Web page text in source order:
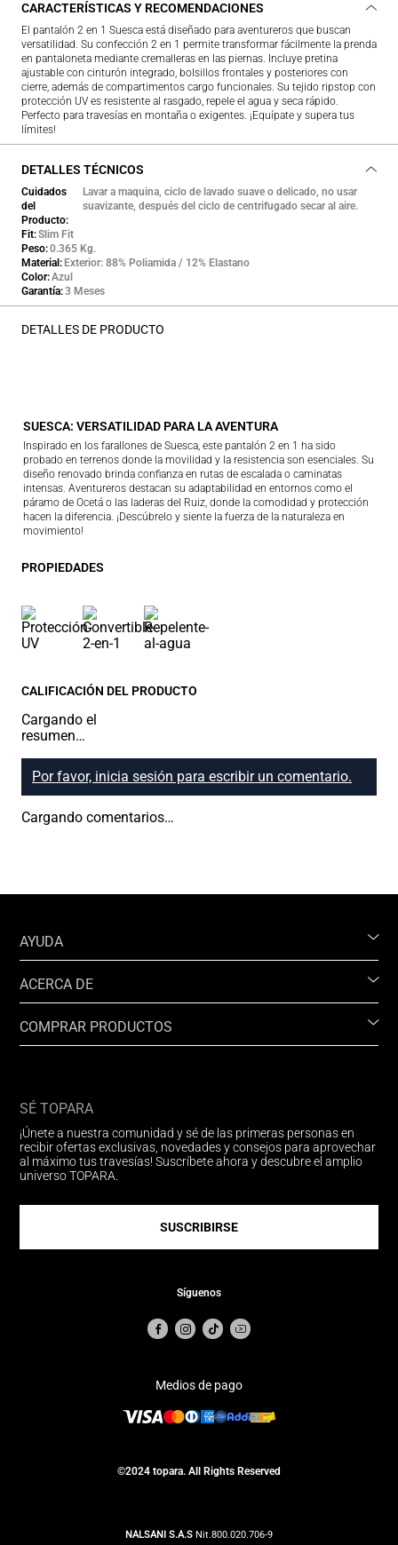
CARACTERÍSTICAS Y RECOMENDACIONES
El pantalón 2 en 1 Suesca está diseñado para aventureros que buscan
versatilidad. Su confección 2 en 1 permite transformar fácilmente la prenda
en pantaloneta mediante cremalleras en las piernas. Incluye pretina
ajustable con cinturón integrado, bolsillos frontales y posteriores con
cierre, además de compartimentos cargo funcionales. Su tejido ripstop con
protección UV es resistente al rasgado, repele el agua y seca rápido.
Perfecto para travesías en montaña o exigentes. ¡Equípate y supera tus
límites!
DETALLES TÉCNICOS
Cuidados
del
Producto
Lavar a maquina, ciclo de lavado suave o delicado, no usar
suavizante, después del ciclo de centrifugado secar al aire.
Fit Slim Fit
Peso 0.365 Kg.
Material
Exterior: 88% Poliamida / 12% Elastano
Color Azul
Garantía 3 Meses
DETALLES DE PRODUCTO
SUESCA: VERSATILIDAD PARA LA AVENTURA
Inspirado en los farallones de Suesca, este pantalón 2 en 1 ha sido
probado en terrenos donde la movilidad y la resistencia son esenciales. Su
diseño renovado brinda confianza en rutas de escalada o caminatas
intensas. Aventureros destacan su adaptabilidad en entornos como el
páramo de Ocetá o las laderas del Ruiz, donde la comodidad y protección
hacen la diferencia. ¡Descúbrelo y siente la fuerza de la naturaleza en
movimiento!
PROPIEDADES
CALIFICACIÓN DEL PRODUCTO
Cargando el
resumen…
Por favor, inicia sesión para escribir un comentario.
Cargando comentarios…
AYUDA
ACERCA DE
COMPRAR PRODUCTOS
SÉ TOPARA
¡Únete a nuestra comunidad y sé de las primeras personas en
recibir ofertas exclusivas, novedades y consejos para aprovechar
al máximo tus travesías! Suscríbete ahora y descubre el amplio
universo TOPARA.
SUSCRIBIRSE
Síguenos
Medios de pago
©2024 topara. All Rights Reserved
NALSANI S.A.S Nit.800.020.706-9